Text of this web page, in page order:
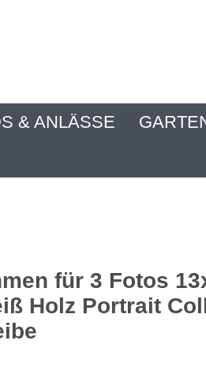
& ANLÄSSE
für 3 Fotos
Holz Portrait